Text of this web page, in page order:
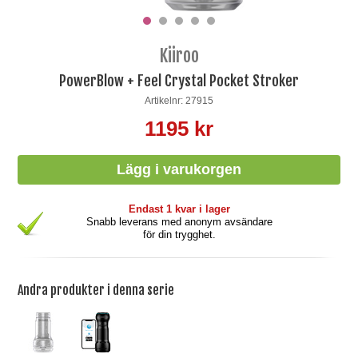
Kiiroo
PowerBlow + Feel Crystal Pocket Stroker
Artikelnr: 27915
1195 kr
Endast 1 kvar i lager
Snabb leverans med anonym avsändare
för din trygghet.
Andra produkter i denna serie